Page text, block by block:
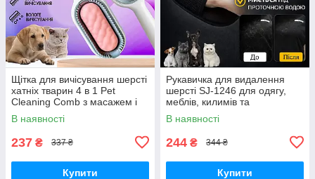
Щітка для вичісування шерсті
хатніх тварин 4 в 1 Pet
Cleaning Comb з масажем і
чищенням речей Pink W28
В наявності
237 ₴ 337 ₴
Купити
Рукавичка для видалення
шерсті SJ-1246 для одягу,
меблів, килимів та
автомобіля
В наявності
244 ₴ 344 ₴
Купити